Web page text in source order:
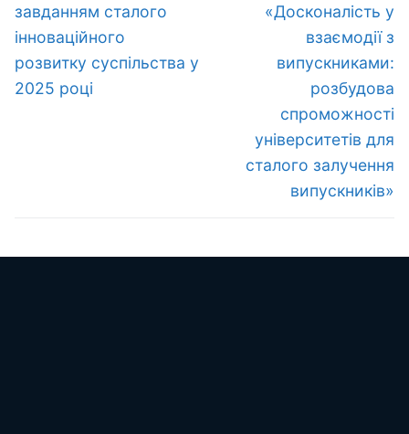
завданням сталого
інноваційного
розвитку суспільства у
2025 році
«Досконалість у
взаємодії з
випускниками:
розбудова
спроможності
університетів для
сталого залучення
випускників»